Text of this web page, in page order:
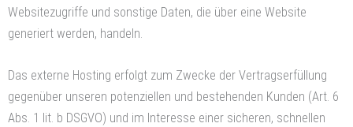
Websitezugriffe und sonstige Daten, die über eine Website
generiert werden, handeln.
Das externe Hosting erfolgt zum Zwecke der Vertragserfüllung
gegenüber unseren potenziellen und bestehenden Kunden (Art. 6
Abs. 1 lit. b DSGVO) und im Interesse einer sicheren, schnellen